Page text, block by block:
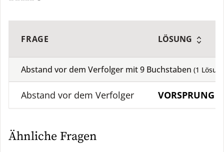
FRAGE LÖSUNG
Abstand vor dem Verfolger mit9 Buchstaben (1
Abstand vor dem Verfolger VORSPRUNG
Ähnliche Fragen